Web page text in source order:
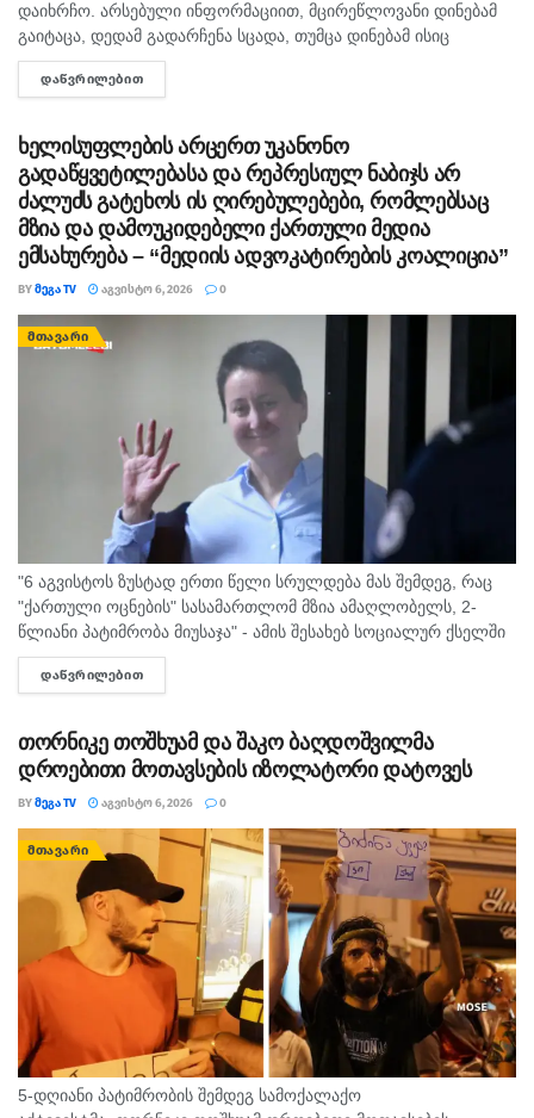
დაიხრჩო. არსებული ინფორმაციით, მცირეწლოვანი დინებამ
გაიტაცა, დედამ გადარჩენა სცადა, თუმცა დინებამ ისიც
გაიტაცა. ბავშვის ცხედარი ადგილობრივმა იპოვა და
მდინარიდან ამოასვენა. დედის სამძებრო-სამაშველო
ᲓᲐᲬᲕᲠᲘᲚᲔᲑᲘᲗ
ხელისუფლების არცერთ უკანონო
გადაწყვეტილებასა და რეპრესიულ ნაბიჯს არ
ძალუძს გატეხოს ის ღირებულებები, რომლებსაც
მზია და დამოუკიდებელი ქართული მედია
ემსახურება – “მედიის ადვოკატირების კოალიცია”
BYᲛᲔᲒᲐ TV ᲐᲒᲕᲘᲡᲢᲝ 6, 2026 0
ᲛᲗᲐᲕᲐᲠᲘ
"6 აგვისტოს ზუსტად ერთი წელი სრულდება მას შემდეგ, რაც
"ქართული ოცნების" სასამართლომ მზია ამაღლობელს, 2-
წლიანი პატიმრობა მიუსაჯა" - ამის შესახებ სოციალურ ქსელში
"მედიის ადვოკატირების კოალიცია" წერს და დაკავებულ
ჟურნალისტს სოლიდარობას უცხადებს. ორგანიზაცია...
ᲓᲐᲬᲕᲠᲘᲚᲔᲑᲘᲗ
თორნიკე თოშხუამ და შაკო ბაღდოშვილმა
დროებითი მოთავსების იზოლატორი დატოვეს
BYᲛᲔᲒᲐ TV ᲐᲒᲕᲘᲡᲢᲝ 6, 2026 0
ᲛᲗᲐᲕᲐᲠᲘ
5-დღიანი პატიმრობის შემდეგ სამოქალაქო